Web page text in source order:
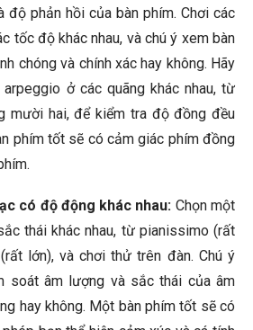
độ phản hồi của bàn phím. Chơi các
tốc độ khác nhau, và chú ý xem bàn
chóng và chính xác hay không. Hãy
ở các quãng khác nhau, từ
mười hai, để kiểm tra độ đồng đều
phím tốt sẽ có cảm giác phím đồng
có độ động khác nhau: Chọn một
thái khác nhau, từ pianissimo (rất
lớn), và chơi thử trên đàn. Chú ý
soát âm lượng và sắc thái của âm
hay không. Một bàn phím tốt sẽ có